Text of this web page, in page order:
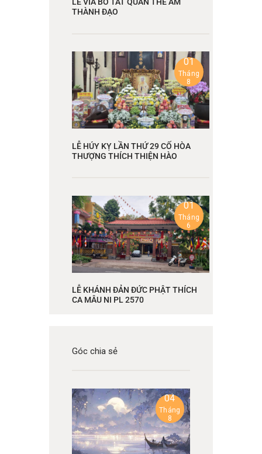
LỄ VÍA BỒ TÁT QUAN THẾ ÂM
THÀNH ĐẠO
01
Tháng
8
LỄ HÚY KỴ LẦN THỨ 29 CỐ HÒA
THƯỢNG THÍCH THIỆN HÀO
01
Tháng
6
LỄ KHÁNH ĐẢN ĐỨC PHẬT THÍCH
CA MÂU NI PL 2570
Góc chia sẻ
04
Tháng
8